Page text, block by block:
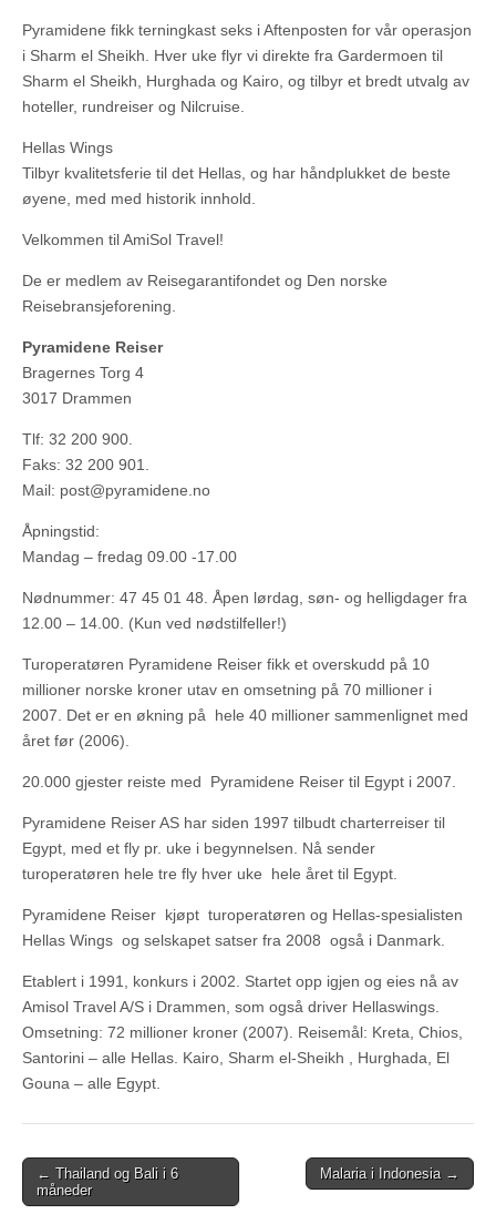
Pyramidene fikk terningkast seks i Aftenposten for vår operasjon
i Sharm el Sheikh. Hver uke flyr vi direkte fra Gardermoen til
Sharm el Sheikh, Hurghada og Kairo, og tilbyr et bredt utvalg av
hoteller, rundreiser og Nilcruise.
Hellas Wings
Tilbyr kvalitetsferie til det Hellas, og har håndplukket de beste
øyene, med med historik innhold.
Velkommen til AmiSol Travel!
De er medlem av Reisegarantifondet og Den norske
Reisebransjeforening.
Pyramidene Reiser
Bragernes Torg 4
3017 Drammen
Tlf: 32 200 900.
Faks: 32 200 901.
Mail: post@pyramidene.no
Åpningstid:
Mandag – fredag 09.00 -17.00
Nødnummer: 47 45 01 48. Åpen lørdag, søn- og helligdager fra
12.00 – 14.00. (Kun ved nødstilfeller!)
Turoperatøren Pyramidene Reiser fikk et overskudd på 10
millioner norske kroner utav en omsetning på 70 millioner i
2007. Det er en økning på hele 40 millioner sammenlignet med
året før (2006).
20.000 gjester reiste med Pyramidene Reiser til Egypt i 2007.
Pyramidene Reiser AS har siden 1997 tilbudt charterreiser til
Egypt, med et fly pr. uke i begynnelsen. Nå sender
turoperatøren hele tre fly hver uke hele året til Egypt.
Pyramidene Reiser kjøpt turoperatøren og Hellas-spesialisten
Hellas Wings og selskapet satser fra 2008 også i Danmark.
Etablert i 1991, konkurs i 2002. Startet opp igjen og eies nå av
Amisol Travel A/S i Drammen, som også driver Hellaswings.
Omsetning: 72 millioner kroner (2007). Reisemål: Kreta, Chios,
Santorini – alle Hellas. Kairo, Sharm el-Sheikh , Hurghada, El
Gouna – alle Egypt.
Post
navigation
← Thailand og Bali i 6
måneder
Malaria i Indonesia →